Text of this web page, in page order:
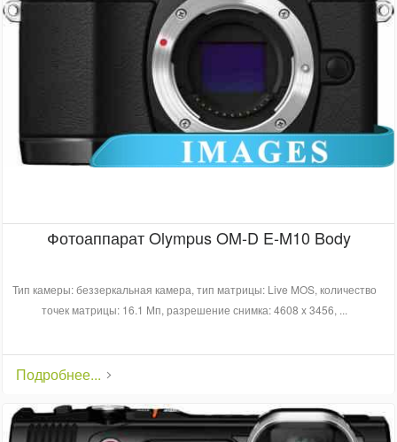
Фотоаппарат Olympus OM-D E-M10 Body
Тип камеры: беззеркальная камера, тип матрицы: Live MOS, количество
точек матрицы: 16.1 Мп, разрешение снимка: 4608 x 3456, ...
Подробнее...